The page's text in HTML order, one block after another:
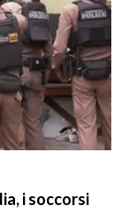
i soccorsi